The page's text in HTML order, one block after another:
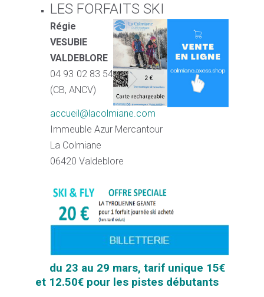
LES FORFAITS SKI
Régie
VESUBIE
VALDEBLORE
04 93 02 83 54
(CB, ANCV)
accueil@lacolmiane.com
Immeuble Azur Mercantour
La Colmiane
06420 Valdeblore
du 23 au 29 mars, tarif unique 15€
et 12.50€ pour les pistes débutants